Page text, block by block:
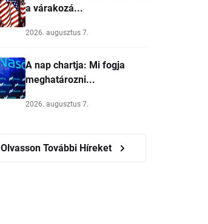
a várakozá...
2026. augusztus 7.
A nap chartja: Mi fogja
meghatározni...
2026. augusztus 7.
Olvasson További Híreket